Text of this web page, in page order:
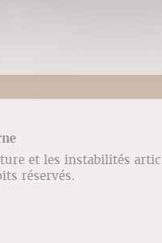
et les instabilités
réservés.